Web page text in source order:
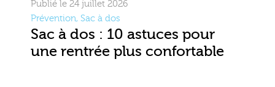
Publié le 24 juillet 2026
Prévention, Sac à dos
Sac à dos : 10 astuces pour
une rentrée plus confortable